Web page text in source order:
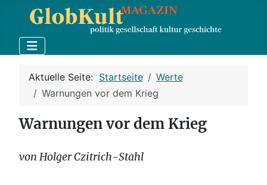
Aktuelle Seite: Startseite
Werte
Warnungen vor dem Krieg
Warnungen vor dem Krieg
von Holger Czitrich-Stahl